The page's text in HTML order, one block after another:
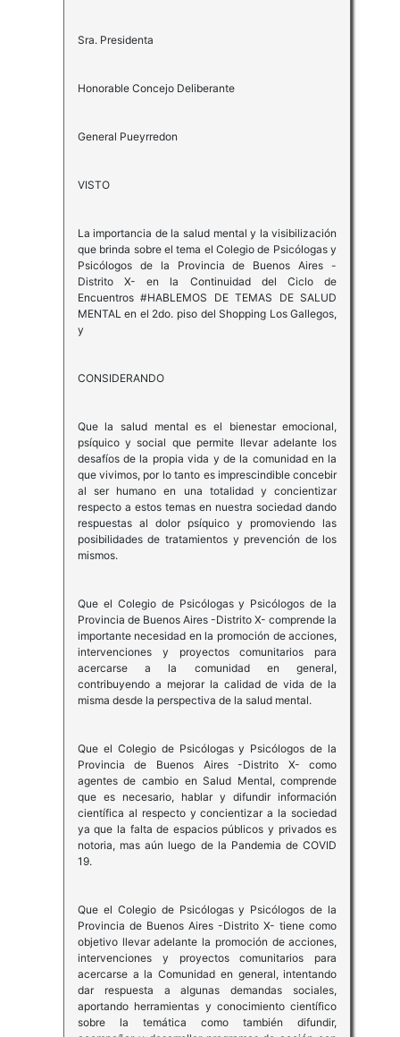
Sra. Presidenta
Honorable Concejo Deliberante
General Pueyrredon
VISTO
La importancia de la salud mental y la visibilización
que brinda sobre el tema el Colegio de Psicólogas y
Psicólogos de la Provincia de Buenos Aires -
Distrito X- en la Continuidad del Ciclo de
Encuentros #HABLEMOS DE TEMAS DE SALUD
MENTAL en el 2do. piso del Shopping Los Gallegos,
y
CONSIDERANDO
Que la salud mental es el bienestar emocional,
psíquico y social que permite llevar adelante los
desafíos de la propia vida y de la comunidad en la
que vivimos, por lo tanto es imprescindible concebir
al ser humano en una totalidad y concientizar
respecto a estos temas en nuestra sociedad dando
respuestas al dolor psíquico y promoviendo las
posibilidades de tratamientos y prevención de los
mismos.
Que el Colegio de Psicólogas y Psicólogos de la
Provincia de Buenos Aires -Distrito X- comprende la
importante necesidad en la promoción de acciones,
intervenciones y proyectos comunitarios para
acercarse a la comunidad en general,
contribuyendo a mejorar la calidad de vida de la
misma desde la perspectiva de la salud mental.
Que el Colegio de Psicólogas y Psicólogos de la
Provincia de Buenos Aires -Distrito X- como
agentes de cambio en Salud Mental, comprende
que es necesario, hablar y difundir información
científica al respecto y concientizar a la sociedad
ya que la falta de espacios públicos y privados es
notoria, mas aún luego de la Pandemia de COVID
19.
Que el Colegio de Psicólogas y Psicólogos de la
Provincia de Buenos Aires -Distrito X- tiene como
objetivo llevar adelante la promoción de acciones,
intervenciones y proyectos comunitarios para
acercarse a la Comunidad en general, intentando
dar respuesta a algunas demandas sociales,
aportando herramientas y conocimiento científico
sobre la temática como también difundir,